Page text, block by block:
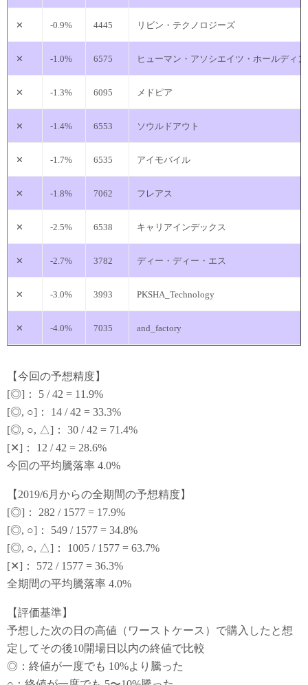
✕ -0.9% 4445 リビン・テクノロジーズ
✕ -1.0% 6575 ヒューマン・アソシエイツ・ホールディ
✕ -1.3% 6095 メドピア
✕ -1.4% 6553 ソウルドアウト
✕ -1.7% 6535 アイモバイル
✕ -1.8% 7062 フレアス
✕ -2.5% 6538 キャリアインデックス
✕ -2.7% 3782 ディー・ディー・エス
✕ -3.0% 3993 PKSHA_Technology
✕ -4.0% 7035 and_factory
【今回の予想精度】
[◎]： 5 / 42 = 11.9%
[◎, ○]： 14 / 42 = 33.3%
[◎, ○, △]： 30 / 42 = 71.4%
[✕]： 12 / 42 = 28.6%
今回の平均騰落率 4.0%
【2019/6月からの全期間の予想精度】
[◎]： 282 / 1577 = 17.9%
[◎, ○]： 549 / 1577 = 34.8%
[◎, ○, △]： 1005 / 1577 = 63.7%
[✕]： 572 / 1577 = 36.3%
全期間の平均騰落率 4.0%
【評価基準】
予想した次の日の高値（ワーストケース）で購入したと想
定してその後10開場日以内の終値で比較
◎：終値が一度でも 10%より騰った